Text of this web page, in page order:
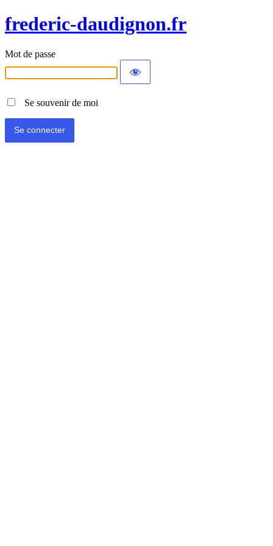
frederic-daudignon.fr
Mot de passe
Se souvenir de moi